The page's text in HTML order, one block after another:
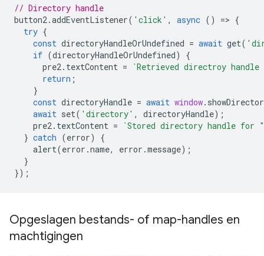
// Directory handle
button2.addEventListener( 'click' , async () => {
try {
const directoryHandleOrUndefined = await get(
if (directoryHandleOrUndefined)
{
pre2. textContent =
`Retrieved directroy
return ;
}
const directoryHandle = await window.
await set( 'directory' , directoryHandle);
pre2. textContent =
`Stored directory handle for "
} catch (error)
{
alert(error .name, error .message);
}
});
Opgeslagen bestands- of map-handles en
machtigingen